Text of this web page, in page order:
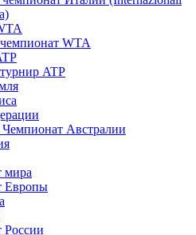
WTA
ATP
Австралии
мира
Европы
России